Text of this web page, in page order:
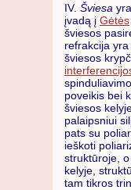
IV. Šviesa
įvadą į Gėtės
šviesos
refrakcija
šviesos
poveikis bei
šviesos
palaipsniui
pats su
ieškoti
struktūroje,
kelyje,
tam tikros